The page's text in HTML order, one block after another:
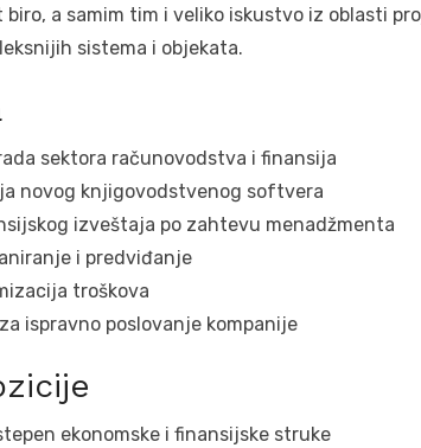
a samim tim i veliko iskustvo iz oblasti
sistema i objekata.
sektora računovodstva i finansija
novog knjigovodstvenog softvera
izveštaja po zahtevu menadžmenta
i predviđanje
troškova
ispravno poslovanje kompanije
ekonomske i finansijske struke